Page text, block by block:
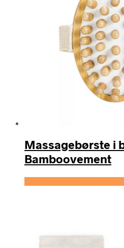
Massagebørste i
Bamboovement